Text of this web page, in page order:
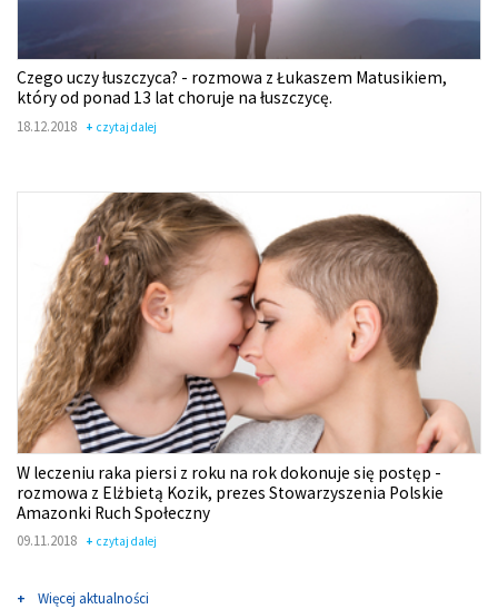
Czego uczy łuszczyca? - rozmowa z Łukaszem Matusikiem,
który od ponad 13 lat choruje na łuszczycę.
18.12.2018 czytaj dalej
W leczeniu raka piersi z roku na rok dokonuje się postęp -
rozmowa z Elżbietą Kozik, prezes Stowarzyszenia Polskie
Amazonki Ruch Społeczny
09.11.2018 czytaj dalej
Więcej aktualności